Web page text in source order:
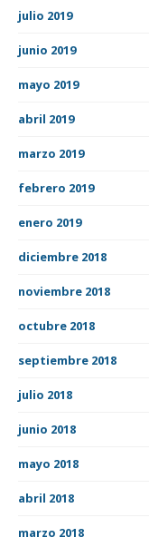
julio 2019
junio 2019
mayo 2019
abril 2019
marzo 2019
febrero 2019
enero 2019
diciembre 2018
noviembre 2018
octubre 2018
septiembre 2018
julio 2018
junio 2018
mayo 2018
abril 2018
marzo 2018